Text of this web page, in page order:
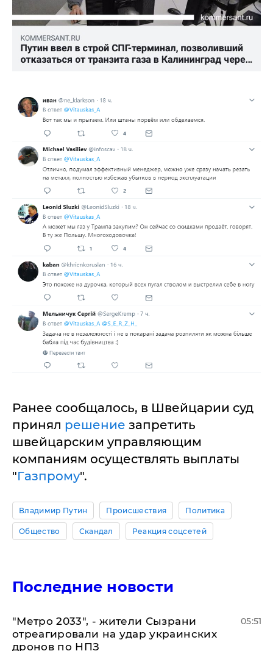
Ранее сообщалось, в Швейцарии суд
принял решение запретить
швейцарским управляющим
компаниям осуществлять выплаты
"Газпрому".
Владимир Путин Происшествия Политика
Общество Скандал Реакция соцсетей
Последние новости
"Метро 2033", - жители Сызрани
отреагировали на удар украинских
дронов по НПЗ
05:51